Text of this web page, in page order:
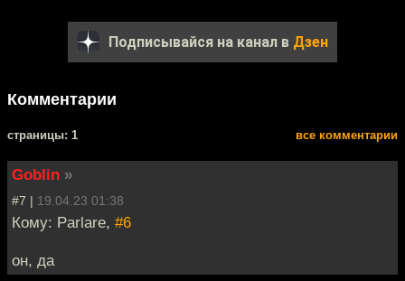
Подписывайся на канал в Дзен
Комментарии
cтраницы: 1 все комментарии
Goblin »
#7 | 19.04.23 01:38
Кому: Parlare, #6
он, да